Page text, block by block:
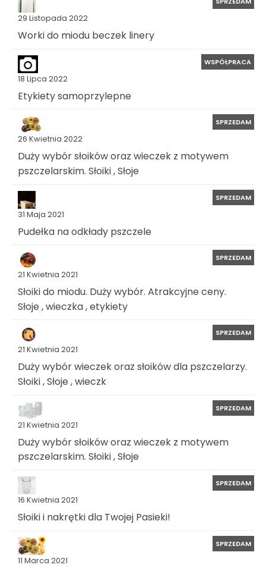
29 Listopada 2022
Worki do miodu beczek linery
18 Lipca 2022
WSPÓŁPRACA
Etykiety samoprzylepne
26 Kwietnia 2022
SPRZEDAM
Duży wybór słoików oraz wieczek z motywem
pszczelarskim. Słoiki , Słoje
31 Maja 2021
SPRZEDAM
Pudełka na odkłady pszczele
21 Kwietnia 2021
SPRZEDAM
Słoiki do miodu. Duży wybór. Atrakcyjne ceny.
Słoje , wieczka , etykiety
21 Kwietnia 2021
SPRZEDAM
Duży wybór wieczek oraz słoików dla pszczelarzy.
Słoiki , Słoje , wieczk
21 Kwietnia 2021
SPRZEDAM
Duży wybór słoików oraz wieczek z motywem
pszczelarskim. Słoiki , Słoje
16 Kwietnia 2021
SPRZEDAM
Słoiki i nakrętki dla Twojej Pasieki!
11 Marca 2021
SPRZEDAM